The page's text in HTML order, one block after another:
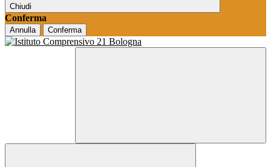
Chiudi
Conferma
Annulla Conferma